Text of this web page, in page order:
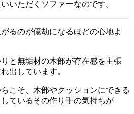
いただくソファーなのです。
るのが億劫になるほどの心地よ
と無垢材の木部が存在感を主張
出しています。
こそ、木部やクッションにできる
ているその作り手の気持ちが